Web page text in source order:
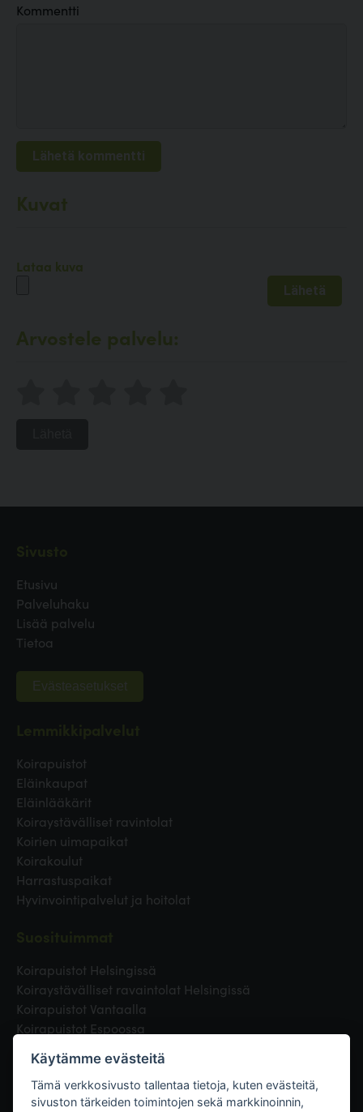
Kommentti
Kuvat
Lataa kuva
Arvostele palvelu:
Etusivu
Palveluhaku
Lisää palvelu
Tietoa
Evästeasetukset
Koirapuistot
Eläinkaupat
Eläinlääkärit
Koiraystävälliset ravintolat
Koirien uimapaikat
Koirakoulut
Harrastuspaikat
Hyvinvointipalvelut ja hoitolat
Koirapuistot Helsingissä
Koiraystävälliset ravaintolat Helsingissä
Koirapuistot Vantaalla
Koirapuistot Espoossa
Eläinlääkäri Helsingissä
Koirapuistot Tampereella
Käytämme evästeitä
Tämä verkkosivusto tallentaa tietoja, kuten evästeitä,
sivuston tärkeiden toimintojen sekä markkinoinnin,